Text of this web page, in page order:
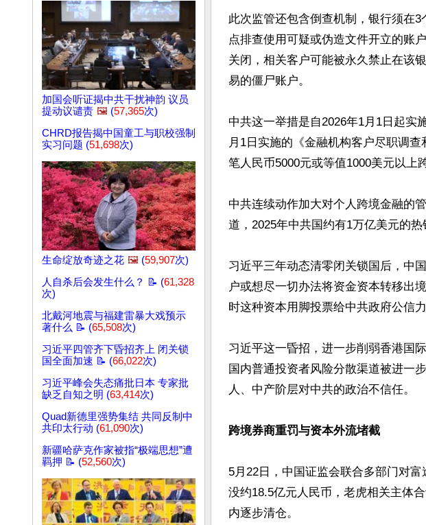
加国会听证揭中共干扰神韵 议员
提动议谴责 🖼️ (57,365次)
CHRD报告揭中国童工与职校强制
实习问题 (51,698次)
生命绽放奇迹之花 🖼️ (59,907次)
人自杀后会发生什么？ 📝 (61,328
次)
北戴河地震与福建雷暴大戏预示
著什么 📝 (65,508次)
习近平四管齐下昏招齐上 闭关锁
国全面加速 📝 (66,022次)
习近平峰会失态痛批日本 专家批
缺乏自知之明 (63,414次)
Quad新德里强势集结 共同反制中
共印太行动 (61,090次)
新疆哈萨克作家被指“极端思想”遭
羁押 📝 (52,560次)
此次监管还包含倒查机制，银行须在
点排查使用可疑或伪造文件开立的账
关闭，相关客户可能被永久禁止在该
易的僵尸账户。
中共这一举措是自2026年1月1日起实
月1日实施的《金融机构客户尽职调
笔人民币5000元或等值1000美元以上
中共连续动作加大对个人跨境金融的
道，2025年中共国约有1万亿美元的
习近平三年动态清零闭关锁国后，中
户或想尽一切办法将资金资本转移出
时这种资本用脚投票给中共政府公信
习近平这一昏招，进一步削弱香港国
国内普通投资者风险分散渠道被进一
人、中产阶层对中共的政治不信任。
跨境券商重罚与资本外流堵截
5月22日，中国证监会联合多部门对
没约18.5亿元人民币，老虎相关主体
内逐步清仓。